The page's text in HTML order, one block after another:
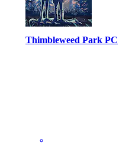
Thimbleweed Park PC